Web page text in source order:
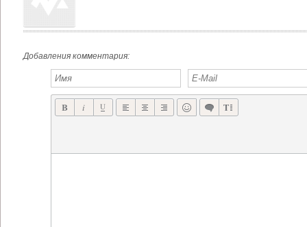
Добавления комментария: